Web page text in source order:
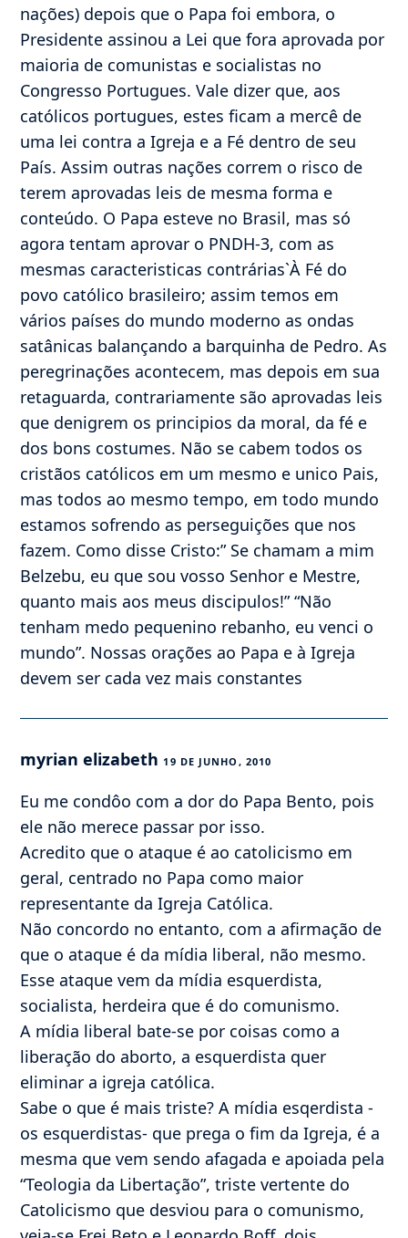
nações) depois que o Papa foi embora, o
Presidente assinou a Lei que fora aprovada por
maioria de comunistas e socialistas no
Congresso Portugues. Vale dizer que, aos
católicos portugues, estes ficam a mercê de
uma lei contra a Igreja e a Fé dentro de seu
País. Assim outras nações correm o risco de
terem aprovadas leis de mesma forma e
conteúdo. O Papa esteve no Brasil, mas só
agora tentam aprovar o PNDH-3, com as
mesmas caracteristicas contrárias`À Fé do
povo católico brasileiro; assim temos em
vários países do mundo moderno as ondas
satânicas balançando a barquinha de Pedro. As
peregrinações acontecem, mas depois em sua
retaguarda, contrariamente são aprovadas leis
que denigrem os principios da moral, da fé e
dos bons costumes. Não se cabem todos os
cristãos católicos em um mesmo e unico Pais,
mas todos ao mesmo tempo, em todo mundo
estamos sofrendo as perseguições que nos
fazem. Como disse Cristo:” Se chamam a mim
Belzebu, eu que sou vosso Senhor e Mestre,
quanto mais aos meus discipulos!” “Não
tenham medo pequenino rebanho, eu venci o
mundo”. Nossas orações ao Papa e à Igreja
devem ser cada vez mais constantes
myrian elizabeth19 DE JUNHO, 2010
Eu me condôo com a dor do Papa Bento, pois
ele não merece passar por isso.
Acredito que o ataque é ao catolicismo em
geral, centrado no Papa como maior
representante da Igreja Católica.
Não concordo no entanto, com a afirmação de
que o ataque é da mídia liberal, não mesmo.
Esse ataque vem da mídia esquerdista,
socialista, herdeira que é do comunismo.
A mídia liberal bate-se por coisas como a
liberação do aborto, a esquerdista quer
eliminar a igreja católica.
Sabe o que é mais triste? A mídia esqerdista -
os esquerdistas- que prega o fim da Igreja, é a
mesma que vem sendo afagada e apoiada pela
“Teologia da Libertação”, triste vertente do
Catolicismo que desviou para o comunismo,